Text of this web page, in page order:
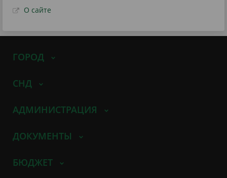
О сайте
ГОРОД
СНД
АДМИНИСТРАЦИЯ
ДОКУМЕНТЫ
БЮДЖЕТ